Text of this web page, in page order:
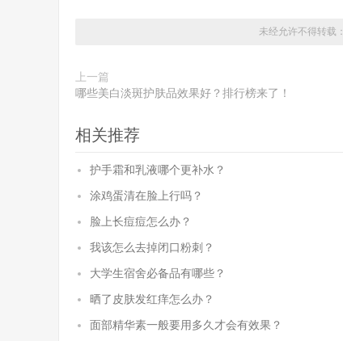
未经允许不得转载：
上一篇
哪些美白淡斑护肤品效果好？排行榜来了！
相关推荐
护手霜和乳液哪个更补水？
涂鸡蛋清在脸上行吗？
脸上长痘痘怎么办？
我该怎么去掉闭口粉刺？
大学生宿舍必备品有哪些？
晒了皮肤发红痒怎么办？
面部精华素一般要用多久才会有效果？